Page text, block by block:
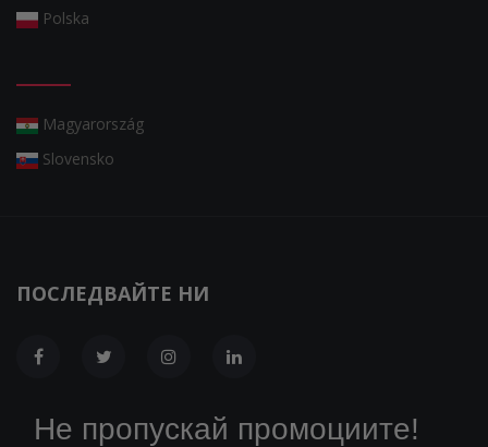
Polska
Magyarország
Slovensko
ПОСЛЕДВАЙТЕ НИ
Не пропускай промоциите!